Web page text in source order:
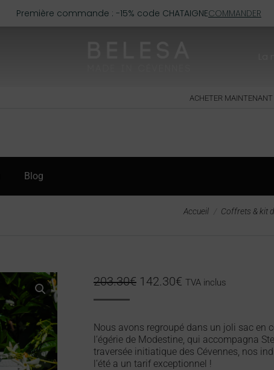
Première commande : -15% code CHATAIGNECOMMANDER
ACHETER MAINTENANT
Blog
Vous êtes ici :
Accueil Coffrets & kit
203.30€ 142.30€ TVA inclus
Nous avons regroupé dans un joli sac en
l’égérie de Modestine, qui accompagna
traversée initiatique des Cévennes, nos
l’été a un tarif exceptionnel !